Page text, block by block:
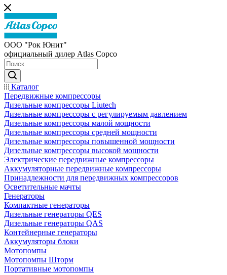
ООО "Рок Юнит"
официальный дилер Atlas Copco
Каталог
Передвижные компрессоры
Дизельные компрессоры Liutech
Дизельные компрессоры с регулируемым давлением
Дизельные компрессоры малой мощности
Дизельные компрессоры средней мощности
Дизельные компрессоры повышенной мощности
Дизельные компрессоры высокой мощности
Электрические передвижные компрессоры
Аккумуляторные передвижные компрессоры
Принадлежности для передвижных компрессоров
Осветительные мачты
Генераторы
Компактные генераторы
Дизельные генераторы QES
Дизельные генераторы QAS
Контейнерные генераторы
Аккумуляторы блоки
Мотопомпы
Мотопомпы Шторм
Портативные мотопомпы